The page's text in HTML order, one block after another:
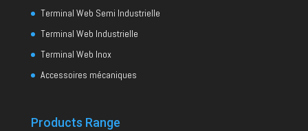
Terminal Web Semi Industrielle
Terminal Web Industrielle
Terminal Web Inox
Accessoires mécaniques
Products Range